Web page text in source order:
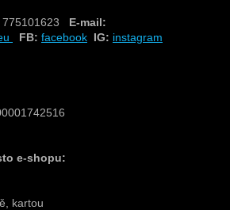
775101623 E-mail:
FB: facebook IG: instagram
e-shopu:
kartou